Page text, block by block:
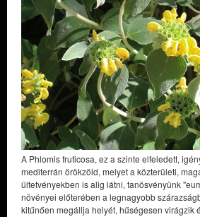
A Phlomis fruticosa, ez a szinte elfeledett,
mediterrán örökzöld, melyet a közterületi,
ültetvényekben is alig látni, tanösvényünk
növényei előterében a legnagyobb
kitűnően megállja helyét, hűségesen virágzik